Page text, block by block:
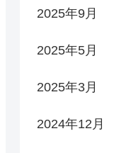
2025年9月
2025年5月
2025年3月
2024年12月